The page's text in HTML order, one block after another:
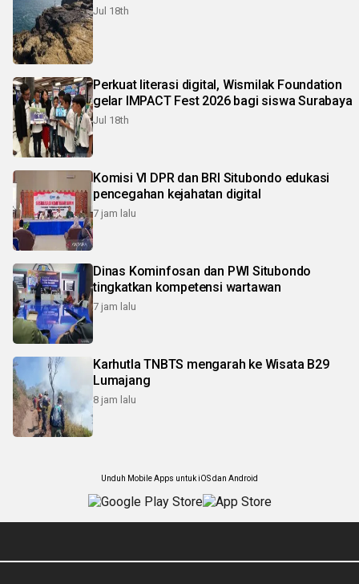
Jul 18th
Perkuat literasi digital, Wismilak Foundation
gelar IMPACT Fest 2026 bagi siswa Surabaya
Jul 18th
Komisi VI DPR dan BRI Situbondo edukasi
pencegahan kejahatan digital
7 jam lalu
Dinas Kominfosan dan PWI Situbondo
tingkatkan kompetensi wartawan
7 jam lalu
Karhutla TNBTS mengarah ke Wisata B29
Lumajang
8 jam lalu
Unduh Mobile Apps untuk iOS dan Android